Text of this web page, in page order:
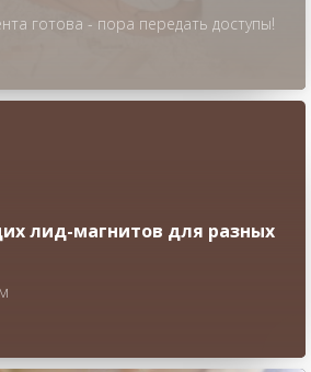
готова - пора передать доступы!
лид-магнитов для разных